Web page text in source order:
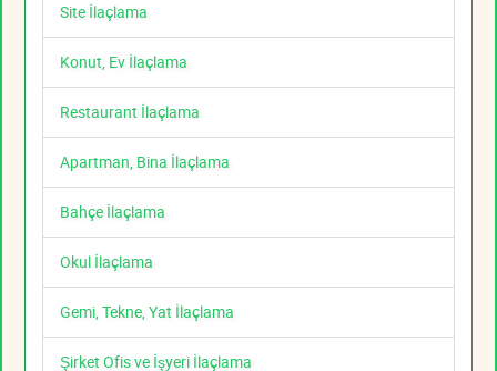
Site İlaçlama
Konut, Ev İlaçlama
Restaurant İlaçlama
Apartman, Bina İlaçlama
Bahçe İlaçlama
Okul İlaçlama
Gemi, Tekne, Yat İlaçlama
Şirket Ofis ve İşyeri İlaçlama